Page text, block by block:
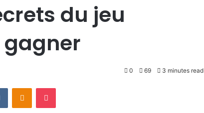
du jeu
0 69 3 minutes read
VKontakteOdnoklassniki
Pocket